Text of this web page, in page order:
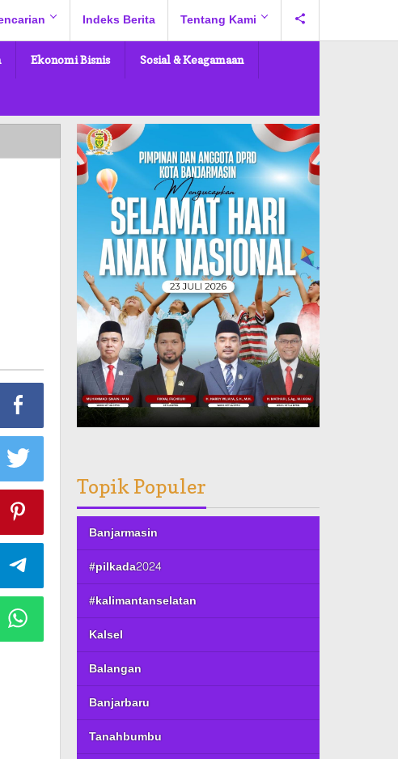
Indeks Berita Tentang Kami
Ekonomi Bisnis Sosial & Keagamaan
Topik Populer
Banjarmasin
#pilkada2024
#kalimantanselatan
Kalsel
Balangan
Banjarbaru
Tanahbumbu